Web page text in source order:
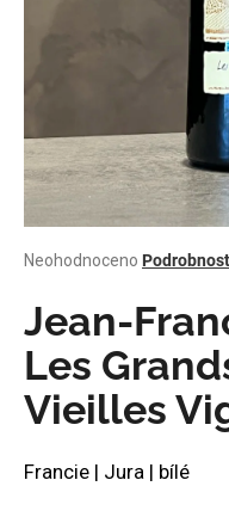
Průměrné
produktu
je
0,0
5
hvězdiček.
Neohodnoceno
Jean-
Les
Vieilles
Francie | Jura | bílé
í
?
D
o
p
o
r